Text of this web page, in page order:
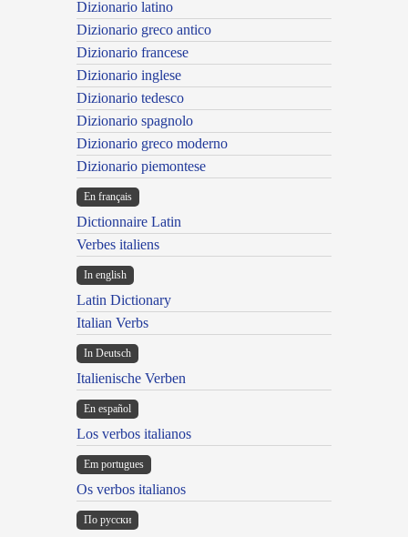
Dizionario latino
Dizionario greco antico
Dizionario francese
Dizionario inglese
Dizionario tedesco
Dizionario spagnolo
Dizionario greco moderno
Dizionario piemontese
En français
Dictionnaire Latin
Verbes italiens
In english
Latin Dictionary
Italian Verbs
In Deutsch
Italienische Verben
En español
Los verbos italianos
Em portugues
Os verbos italianos
По русски